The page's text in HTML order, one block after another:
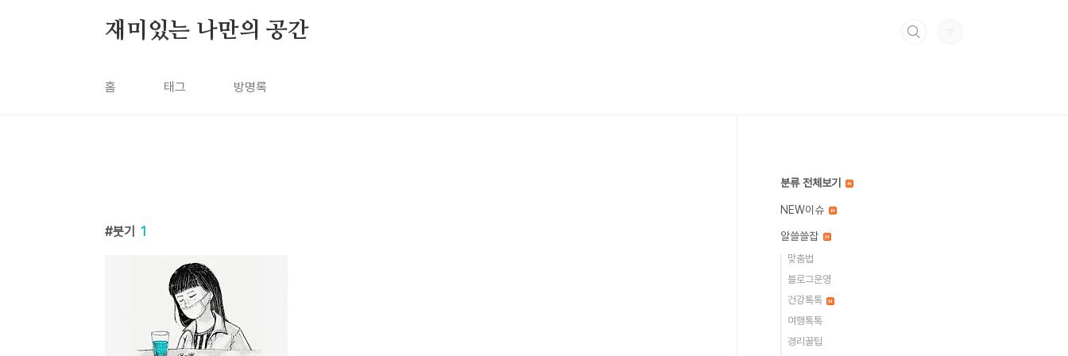
재미있는 나만의 공간
홈 태그 방명록
붓기 1
분류 전체보기
NEW이슈
알쓸쓸잡
맞춤법
블로그운영
건강톡톡
여행톡톡
경리꿀팁